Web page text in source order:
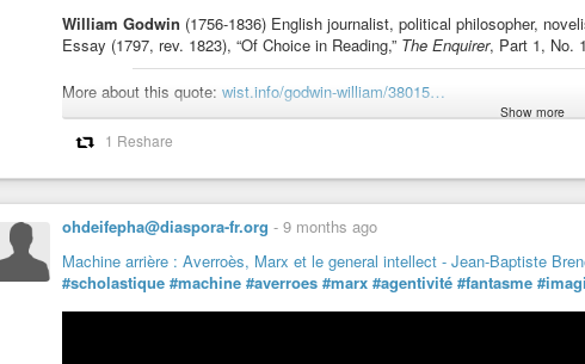
It transforms people into “targets.” Ships into “objectives.” Deaths into
The Architecture of a Covert Operation
The attack on the Rainbow Warrior was sophisticated but not flawless.
French agents entered New Zealand under false identities. Combat
undercover operatives monitored the harbor area. Another agent, Christine
1.#Infiltration
Intelligence agencies often penetrate organizations by exploiting openness
#vulnerabilityallowed Cabon to enter the group with relative ease.
The strategy resembles modern#cyberwarfare. Instead of hacking
William Godwin (1756-1836) English journalist, political philosopher,
Essay (1797, rev. 1823), “Of Choice in Reading,” The Enquirer, Part 1, No.
More about this quote: wist.info/godwin-william/38015…
#quote #quotes #quotation #qotd #williamgodwin #education
#teacher #teaching
Godwin, William - Essay (1797, rev. 1823), "Of Choice in
As the true object of education is not to render the pupil the mere
that various reading should lead him into new trains of thinking.
Show more
1 Reshare
ohdeifepha@diaspora-fr.org - 9 months ago
Machine arrière : Averroès, Marx et le general intellect - Jean-Baptiste
#scholastique #machine #averroes #marx #agentivité #fantasme